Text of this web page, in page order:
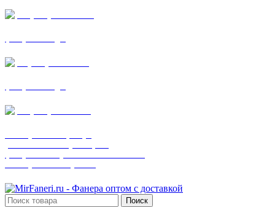
Поиск